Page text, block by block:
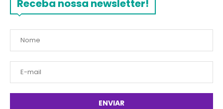
Receba nossa newsletter!